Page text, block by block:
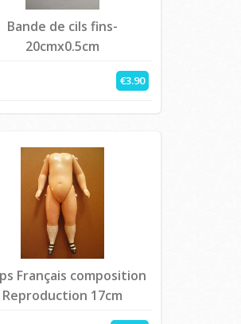
Bande de cils fins-
20cmx0.5cm
€3.90
Français composition
Reproduction 17cm